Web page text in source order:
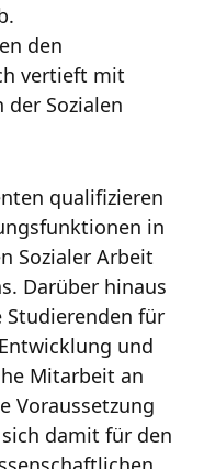
den
vertieft mit
der Sozialen
qualifizieren
in
Sozialer Arbeit
Darüber hinaus
für
und
Mitarbeit an
Voraussetzung
damit für den